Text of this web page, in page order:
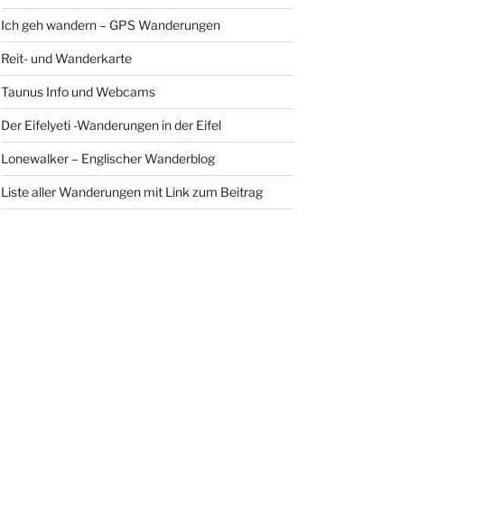
Ich geh wandern – GPS Wanderungen
Reit- und Wanderkarte
Taunus Info und Webcams
Der Eifelyeti -Wanderungen in der Eifel
Lonewalker – Englischer Wanderblog
Liste aller Wanderungen mit Link zum Beitrag